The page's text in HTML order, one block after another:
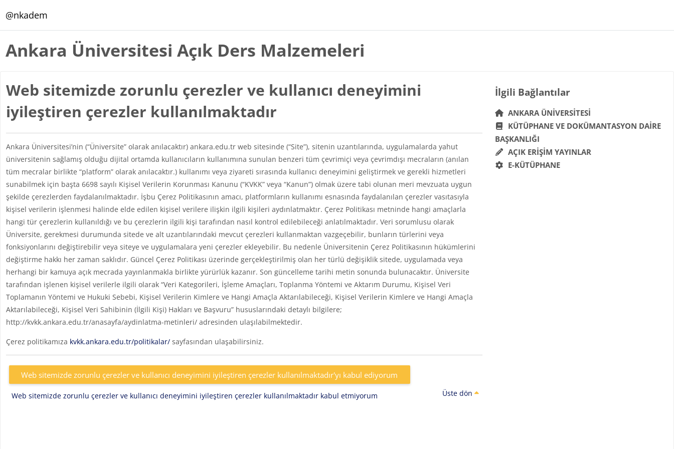
@nkadem
Ankara Üniversitesi Açık Ders Malzemeleri
Web sitemizde zorunlu çerezler ve kullanıcı deneyimini
iyileştiren çerezler kullanılmaktadır
Ankara Üniversitesi’nin (“Üniversite” olarak anılacaktır) ankara.edu.tr web sitesinde (“Site”), sitenin uzantılarında, uygulamalarda yahut
üniversitenin sağlamış olduğu dijital ortamda kullanıcıların kullanımına sunulan benzeri tüm çevrimiçi veya çevrimdışı mecraların (anılan
tüm mecralar birlikte “platform” olarak anılacaktır.) kullanımı veya ziyareti sırasında kullanıcı deneyimini geliştirmek ve gerekli hizmetleri
sunabilmek için başta 6698 sayılı Kişisel Verilerin Korunması Kanunu (“KVKK” veya “Kanun”) olmak üzere tabi olunan meri mevzuata uygun
şekilde çerezlerden faydalanılmaktadır. İşbu Çerez Politikasının amacı, platformların kullanımı esnasında faydalanılan çerezler vasıtasıyla
kişisel verilerin işlenmesi halinde elde edilen kişisel verilere ilişkin ilgili kişileri aydınlatmaktır. Çerez Politikası metninde hangi amaçlarla
hangi tür çerezlerin kullanıldığı ve bu çerezlerin ilgili kişi tarafından nasıl kontrol edilebileceği anlatılmaktadır. Veri sorumlusu olarak
Üniversite, gerekmesi durumunda sitede ve alt uzantılarındaki mevcut çerezleri kullanmaktan vazgeçebilir, bunların türlerini veya
fonksiyonlarını değiştirebilir veya siteye ve uygulamalara yeni çerezler ekleyebilir. Bu nedenle Üniversitenin Çerez Politikasının hükümlerini
değiştirme hakkı her zaman saklıdır. Güncel Çerez Politikası üzerinde gerçekleştirilmiş olan her türlü değişiklik sitede, uygulamada veya
herhangi bir kamuya açık mecrada yayınlanmakla birlikte yürürlük kazanır. Son güncelleme tarihi metin sonunda bulunacaktır. Üniversite
tarafından işlenen kişisel verilerle ilgili olarak “Veri Kategorileri, İşleme Amaçları, Toplanma Yöntemi ve Aktarım Durumu, Kişisel Veri
Toplamanın Yöntemi ve Hukuki Sebebi, Kişisel Verilerin Kimlere ve Hangi Amaçla Aktarılabileceği, Kişisel Verilerin Kimlere ve Hangi Amaçla
Aktarılabileceği, Kişisel Veri Sahibinin (İlgili Kişi) Hakları ve Başvuru” hususlarındaki detaylı bilgilere;
http://kvkk.ankara.edu.tr/anasayfa/aydinlatma-metinleri/ adresinden ulaşılabilmektedir.
Çerez politikamıza kvkk.ankara.edu.tr/politikalar/sayfasından ulaşabilirsiniz.
Web sitemizde zorunlu çerezler ve kullanıcı deneyimini iyileştiren çerezler kullanılmaktadır'yı kabul ediyorum
Web sitemizde zorunlu çerezler ve kullanıcı deneyimini iyileştiren çerezler kullanılmaktadır kabul etmiyorum Üste dön
Bloklar
İlgili Bağlantılar 'yı atla
İlgili Bağlantılar
ANKARA ÜNIVERSITESI
KÜTÜPHANE VE DOKÜMANTASYON DAIRE
BAŞKANLIĞI
AÇIK ERIŞIM YAYINLAR
E-KÜTÜPHANE